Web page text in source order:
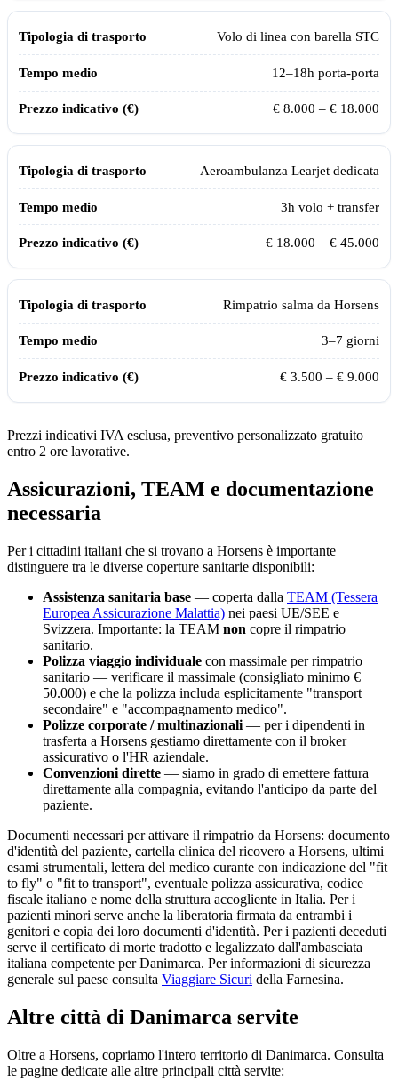
Volo di linea con barella STC
12–18h porta-porta
€ 8.000 – € 18.000
Aeroambulanza Learjet dedicata
3h volo + transfer
€ 18.000 – € 45.000
Rimpatrio salma da Horsens
3–7 giorni
€ 3.500 – € 9.000
Prezzi indicativi IVA esclusa, preventivo personalizzato gratuito
entro 2 ore lavorative.
Assicurazioni, TEAM e documentazione
necessaria
Per i cittadini italiani che si trovano a Horsens è importante
distinguere tra le diverse coperture sanitarie disponibili:
Assistenza sanitaria base — coperta dalla TEAM (Tessera
Europea Assicurazione Malattia) nei paesi UE/SEE e
Svizzera. Importante: la TEAM non copre il rimpatrio
sanitario.
Polizza viaggio individuale con massimale per rimpatrio
sanitario — verificare il massimale (consigliato minimo €
50.000) e che la polizza includa esplicitamente "transport
secondaire" e "accompagnamento medico".
Polizze corporate / multinazionali — per i dipendenti in
trasferta a Horsens gestiamo direttamente con il broker
assicurativo o l'HR aziendale.
Convenzioni dirette — siamo in grado di emettere fattura
direttamente alla compagnia, evitando l'anticipo da parte del
paziente.
Documenti necessari per attivare il rimpatrio da Horsens: documento
d'identità del paziente, cartella clinica del ricovero a Horsens, ultimi
esami strumentali, lettera del medico curante con indicazione del "fit
to fly" o "fit to transport", eventuale polizza assicurativa, codice
fiscale italiano e nome della struttura accogliente in Italia. Per i
pazienti minori serve anche la liberatoria firmata da entrambi i
genitori e copia dei loro documenti d'identità. Per i pazienti deceduti
serve il certificato di morte tradotto e legalizzato dall'ambasciata
italiana competente perDanimarca. Per informazioni di sicurezza
generale sul paese consulta Viaggiare Sicuri della Farnesina.
Altre città di Danimarca servite
Oltre a Horsens, copriamo l'intero territorio di Danimarca. Consulta
le pagine dedicate alle altre principali città servite: